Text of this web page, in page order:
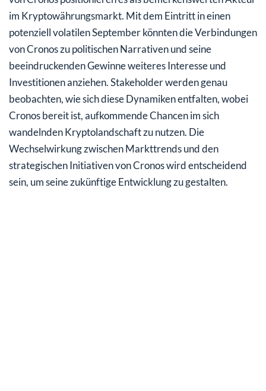
im Kryptowährungsmarkt. Mit dem Eintritt in einen
potenziell volatilen September könnten die Verbindungen
von Cronos zu politischen Narrativen und seine
beeindruckenden Gewinne weiteres Interesse und
Investitionen anziehen. Stakeholder werden genau
beobachten, wie sich diese Dynamiken entfalten, wobei
Cronos bereit ist, aufkommende Chancen im sich
wandelnden Kryptolandschaft zu nutzen. Die
Wechselwirkung zwischen Markttrends und den
strategischen Initiativen von Cronos wird entscheidend
sein, um seine zukünftige Entwicklung zu gestalten.